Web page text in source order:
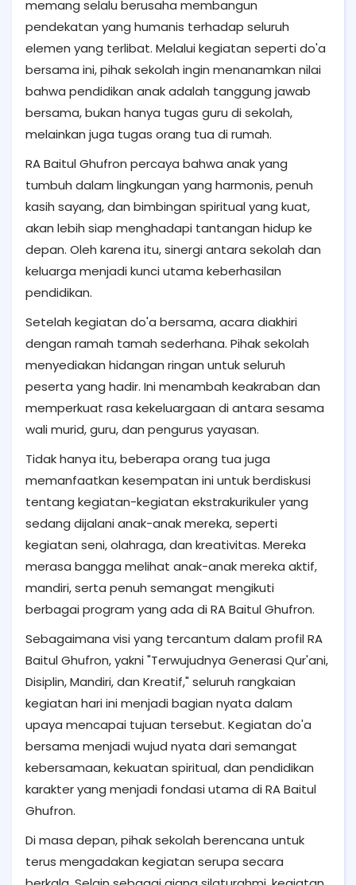
memang selalu berusaha membangun
pendekatan yang humanis terhadap seluruh
elemen yang terlibat. Melalui kegiatan seperti do'a
bersama ini, pihak sekolah ingin menanamkan nilai
bahwa pendidikan anak adalah tanggung jawab
bersama, bukan hanya tugas guru di sekolah,
melainkan juga tugas orang tua di rumah.
RA Baitul Ghufron percaya bahwa anak yang
tumbuh dalam lingkungan yang harmonis, penuh
kasih sayang, dan bimbingan spiritual yang kuat,
akan lebih siap menghadapi tantangan hidup ke
depan. Oleh karena itu, sinergi antara sekolah dan
keluarga menjadi kunci utama keberhasilan
pendidikan.
Setelah kegiatan do'a bersama, acara diakhiri
dengan ramah tamah sederhana. Pihak sekolah
menyediakan hidangan ringan untuk seluruh
peserta yang hadir. Ini menambah keakraban dan
memperkuat rasa kekeluargaan di antara sesama
wali murid, guru, dan pengurus yayasan.
Tidak hanya itu, beberapa orang tua juga
memanfaatkan kesempatan ini untuk berdiskusi
tentang kegiatan-kegiatan ekstrakurikuler yang
sedang dijalani anak-anak mereka, seperti
kegiatan seni, olahraga, dan kreativitas. Mereka
merasa bangga melihat anak-anak mereka aktif,
mandiri, serta penuh semangat mengikuti
berbagai program yang ada di RA Baitul Ghufron.
Sebagaimana visi yang tercantum dalam profil RA
Baitul Ghufron, yakni "Terwujudnya Generasi Qur'ani,
Disiplin, Mandiri, dan Kreatif," seluruh rangkaian
kegiatan hari ini menjadi bagian nyata dalam
upaya mencapai tujuan tersebut. Kegiatan do'a
bersama menjadi wujud nyata dari semangat
kebersamaan, kekuatan spiritual, dan pendidikan
karakter yang menjadi fondasi utama di RA Baitul
Ghufron.
Di masa depan, pihak sekolah berencana untuk
terus mengadakan kegiatan serupa secara